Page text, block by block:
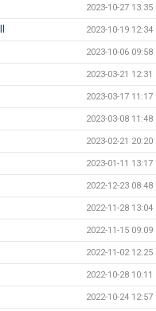
2023-10-27 13:35
2023-10-19 12:34
2023-10-06 09:58
2023-03-21 12:31
2023-03-17 11:17
2023-03-08 11:48
2023-02-21 20:20
2023-01-11 13:17
2022-12-23 08:48
2022-11-28 13:04
2022-11-15 09:09
2022-11-02 12:25
2022-10-28 10:11
2022-10-24 12:57